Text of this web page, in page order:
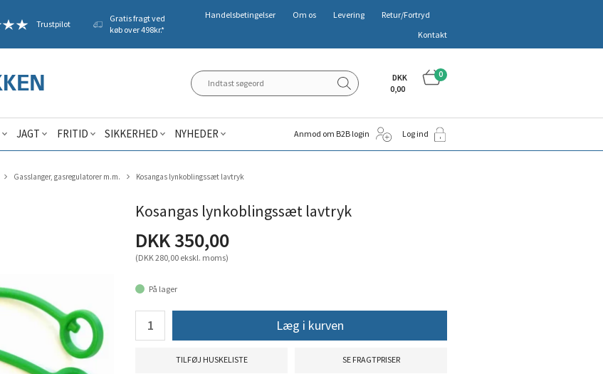
Trustpilot
Gratis fragt ved
køb over 498kr.*
Handelsbetingelser Om os Levering
Retur/Fortryd
Kontakt
0
DKK
0,00
JAGT FRITID SIKKERHED NYHEDER Anmod om B2B login Log ind
Gasslanger, gasregulatorer m.m. Kosangas lynkoblingssæt lavtryk
Kosangas lynkoblingssæt lavtryk
DKK 350,00
(DKK 280,00 ekskl. moms)
På lager
Læg i kurven
TILFØJ HUSKELISTE SE FRAGTPRISER